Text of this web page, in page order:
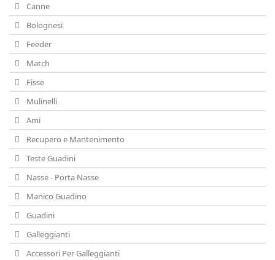
Canne
Bolognesi
Feeder
Match
Fisse
Mulinelli
Ami
Recupero e Mantenimento
Teste Guadini
Nasse - Porta Nasse
Manico Guadino
Guadini
Galleggianti
Accessori Per Galleggianti